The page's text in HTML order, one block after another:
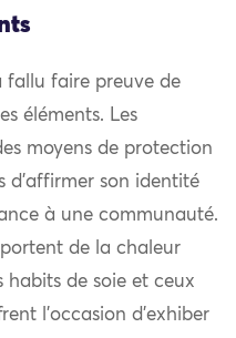
fallu faire preuve de
éléments. Les
moyens de protection
d’affirmer son identité
à une communauté.
de la chaleur
habits de soie et ceux
l’occasion d’exhiber